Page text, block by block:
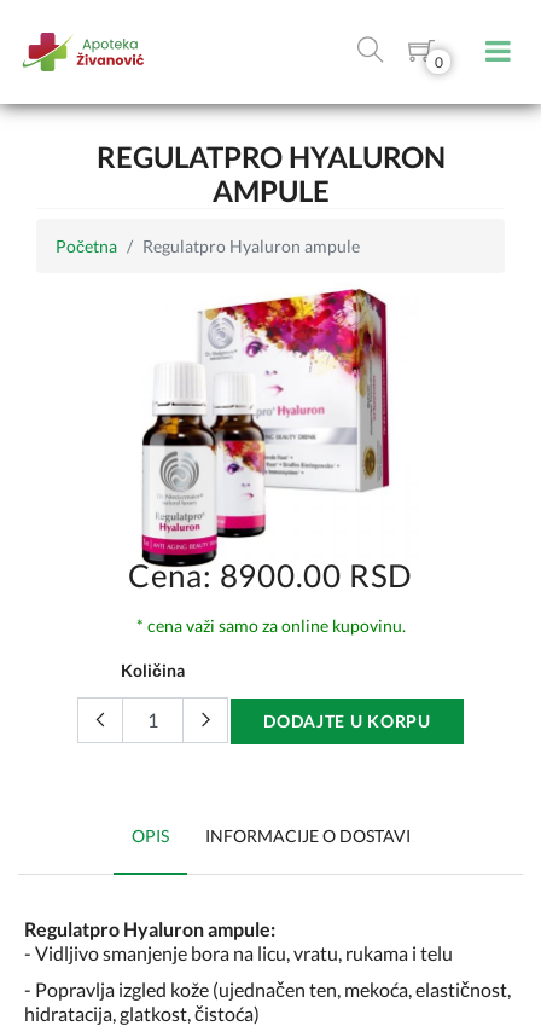
0
REGULATPRO HYALURON
AMPULE
Početna Regulatpro Hyaluron ampule
Cena: 8900.00 RSD
* cena važi samo za online kupovinu.
Količina
DODAJTE U KORPU
OPIS INFORMACIJE O DOSTAVI
Regulatpro Hyaluron ampule:
- Vidljivo smanjenje bora na licu, vratu, rukama i telu
- Popravlja izgled kože (ujednačen ten, mekoća, elastičnost,
hidratacija, glatkost, čistoća)